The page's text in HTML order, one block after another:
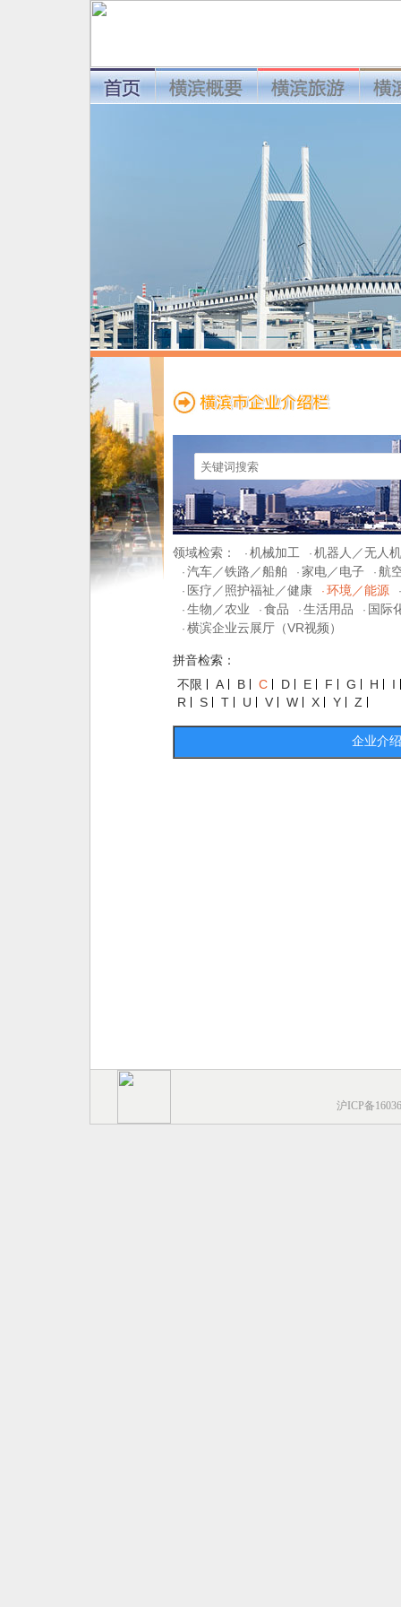
领域检索： · 机械加工 · 机器人／无人机
· 汽车／铁路／船舶 · 家电／电子 · 航
· 医疗／照护福祉／健康 · 环境／能源
·
· 生物／农业 · 食品 · 生活用品 · 国际
· 横滨企业云展厅（VR视频）
拼音检索：
不限
A B C D E F G H
I
R
S T U V W X Y Z
企业介绍
沪ICP备